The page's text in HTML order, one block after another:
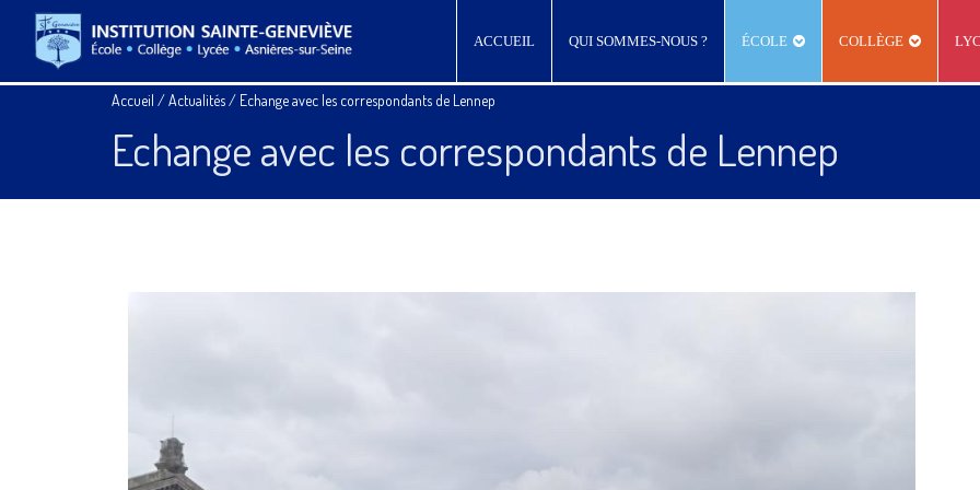
ACCUEIL QUI SOMMES-NOUS ? ÉCOLE COLLÈGE
Accueil /Actualités/ Echange avec les correspondants de Lennep
Echange avec les correspondants de Lennep